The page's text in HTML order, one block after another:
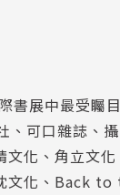
書展中最受矚
可口雜誌、
化、角立文
文化、Back